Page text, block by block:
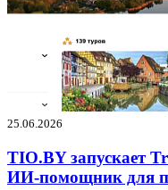
25.06.2026
TIO.BY запускает
ИИ-помощник для